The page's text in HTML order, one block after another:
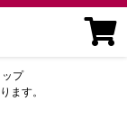
プ
ます。